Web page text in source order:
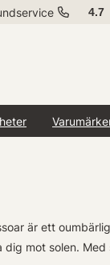
4.7
är ett
mot solen.